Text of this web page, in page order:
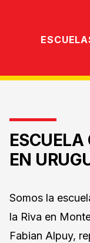
ESCUELA
EN
Somos la
la Riva en
Fabian Alpuy,